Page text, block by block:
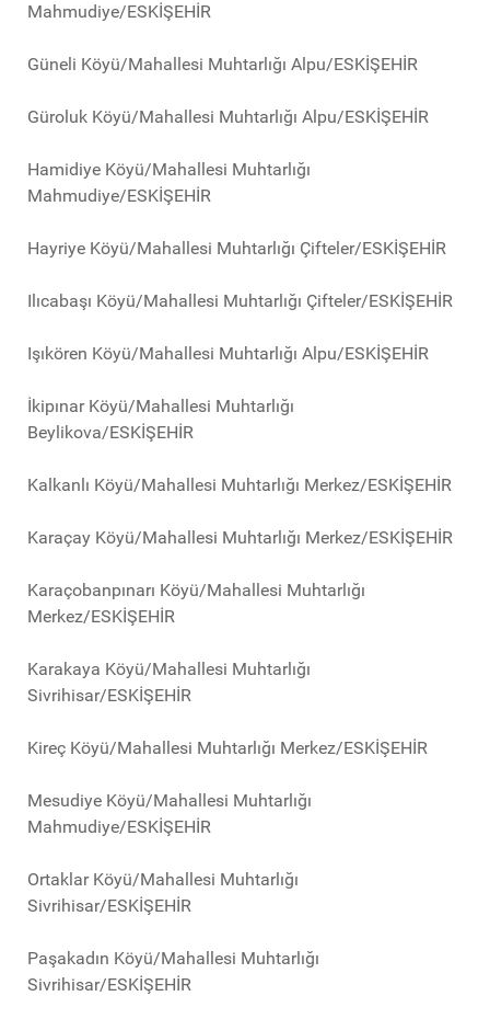
Mahmudiye/ESKİŞEHİR
Güneli Köyü/Mahallesi Muhtarlığı Alpu/ESKİŞEHİR
Güroluk Köyü/Mahallesi Muhtarlığı Alpu/ESKİŞEHİR
Hamidiye Köyü/Mahallesi Muhtarlığı
Mahmudiye/ESKİŞEHİR
Hayriye Köyü/Mahallesi Muhtarlığı Çifteler/ESKİŞEHİR
Ilıcabaşı Köyü/Mahallesi Muhtarlığı Çifteler/ESKİŞEHİR
Işıkören Köyü/Mahallesi Muhtarlığı Alpu/ESKİŞEHİR
İkipınar Köyü/Mahallesi Muhtarlığı
Beylikova/ESKİŞEHİR
Kalkanlı Köyü/Mahallesi Muhtarlığı Merkez/ESKİŞEHİR
Karaçay Köyü/Mahallesi Muhtarlığı Merkez/ESKİŞEHİR
Karaçobanpınarı Köyü/Mahallesi Muhtarlığı
Merkez/ESKİŞEHİR
Karakaya Köyü/Mahallesi Muhtarlığı
Sivrihisar/ESKİŞEHİR
Kireç Köyü/Mahallesi Muhtarlığı Merkez/ESKİŞEHİR
Mesudiye Köyü/Mahallesi Muhtarlığı
Mahmudiye/ESKİŞEHİR
Ortaklar Köyü/Mahallesi Muhtarlığı
Sivrihisar/ESKİŞEHİR
Paşakadın Köyü/Mahallesi Muhtarlığı
Sivrihisar/ESKİŞEHİR